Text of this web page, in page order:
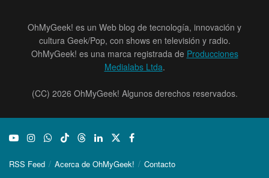
OhMyGeek! es un Web blog de tecnología, innovación y
cultura Geek/Pop, con shows en televisión y radio.
OhMyGeek! es una marca registrada de Producciones
Medialabs Ltda.
(CC) 2026 OhMyGeek! Algunos derechos reservados.
RSS Feed Acerca de OhMyGeek! Contacto